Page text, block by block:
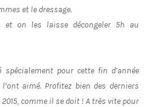
et le dressage.
on les laisse décongeler 5h au
spécialement pour cette fin d’année
aimé. Profitez bien des derniers
comme il se doit ! A très vite pour